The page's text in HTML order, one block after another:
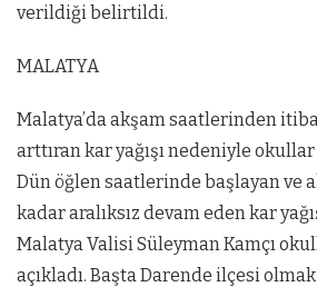
verildiği belirtildi.
MALATYA
Malatya’da akşam saatlerinden
arttıran kar yağışı nedeniyle
Dün öğlen saatlerinde başlayan ve
kadar aralıksız devam eden kar
Malatya Valisi Süleyman Kamçı
açıkladı. Başta Darende ilçesi